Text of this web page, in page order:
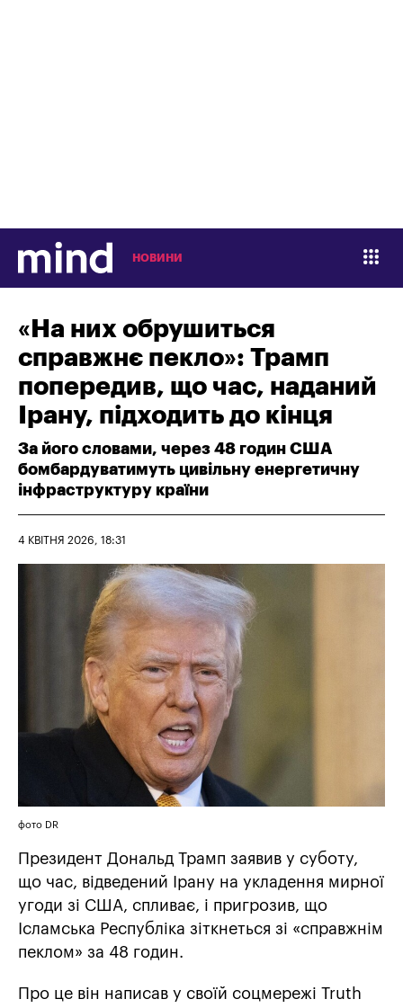
НОВИНИ
«На них обрушиться
справжнє пекло»: Трамп
попередив, що час, наданий
Ірану, підходить до кінця
За його словами, через 48 годин США
бомбардуватимуть цивільну енергетичну
інфраструктуру країни
4 КВІТНЯ 2026, 18:31
фото DR
Президент Дональд Трамп заявив у суботу,
що час, відведений Ірану на укладення мирної
угоди зі США, спливає, і пригрозив, що
Ісламська Республіка зіткнеться зі «справжнім
пеклом» за 48 годин.
Про це він написав у своїй соцмережі Truth